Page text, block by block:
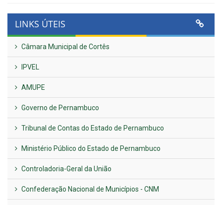
LINKS ÚTEIS
Câmara Municipal de Cortês
IPVEL
AMUPE
Governo de Pernambuco
Tribunal de Contas do Estado de Pernambuco
Ministério Público do Estado de Pernambuco
Controladoria-Geral da União
Confederação Nacional de Municípios - CNM